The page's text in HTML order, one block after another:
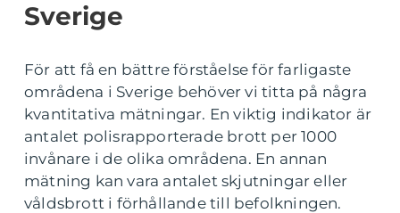
Sverige
För att få en bättre förståelse för farligaste
områdena i Sverige behöver vi titta på några
kvantitativa mätningar. En viktig indikator är
antalet polisrapporterade brott per 1000
invånare i de olika områdena. En annan
mätning kan vara antalet skjutningar eller
våldsbrott i förhållande till befolkningen.